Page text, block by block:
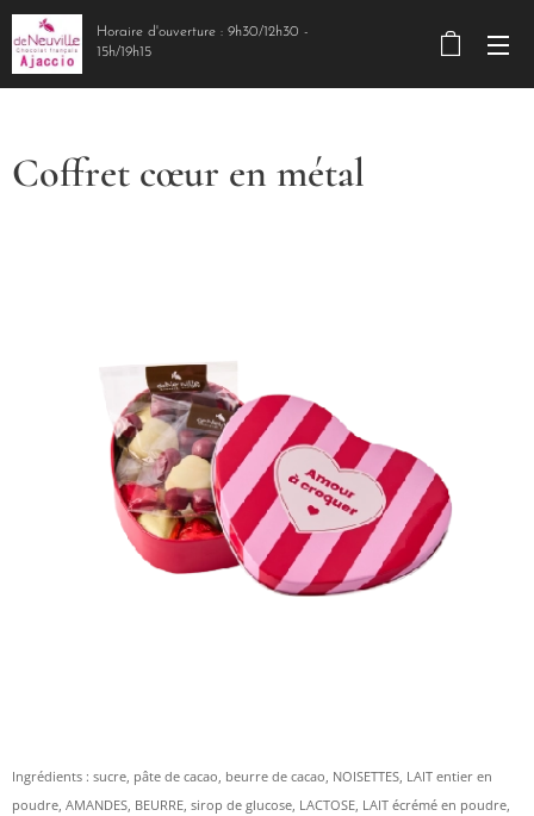
Horaire d'ouverture : 9h30/12h30 -
15h/19h15
Coffret cœur en métal
Ingrédients : sucre, pâte de cacao, beurre de cacao, NOISETTES, LAIT entier en
poudre, AMANDES, BEURRE, sirop de glucose, LACTOSE, LAIT écrémé en poudre,